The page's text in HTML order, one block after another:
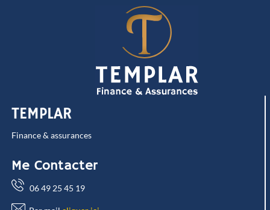
TEMPLAR
Finance & assurances
Me Contacter
06 49 25 45 19